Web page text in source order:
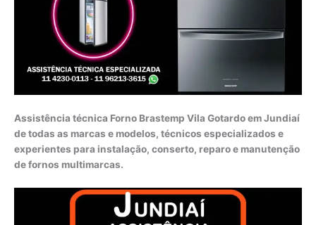
Assistência técnica Forno Brastemp Vila Gotardo em Jundiaí
de todas as marcas e modelos, técnicos especializados e
experientes para instalação, conserto, reparo e manutenção
de fornos multimarcas.